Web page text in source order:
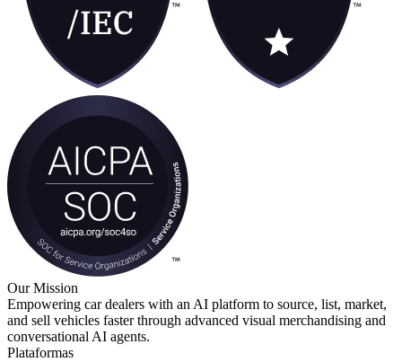
Our Mission
Empowering car dealers with an AI platform to source, list, market,
and sell vehicles faster through advanced visual merchandising and
conversational AI agents.
Plataformas